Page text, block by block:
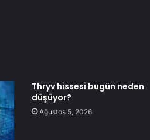
Thryv hissesi bugün neden
düşüyor?
Ağustos 5, 2026